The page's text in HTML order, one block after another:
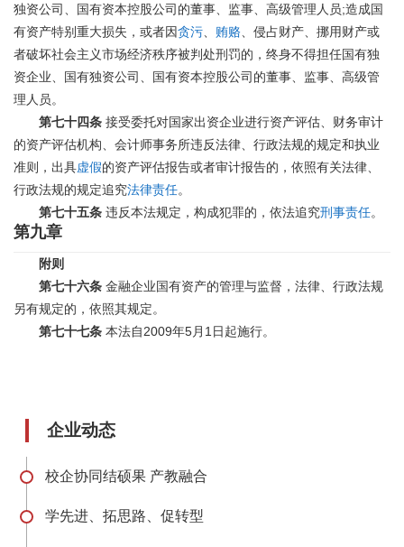
独资公司、国有资本控股公司的董事、监事、高级管理人员;造成国
有资产特别重大损失，或者因贪污 贿赂 、侵占财产、挪用财产或
者破坏社会主义市场经济秩序被判处刑罚的，终身不得担任国有独
资企业、国有独资公司、国有资本控股公司的董事、监事、高级管
理人员。
第七十四条 接受委托对国家出资企业进行资产评估、财务审计
的资产评估机构、会计师事务所违反法律、行政法规的规定和执业
准则，出具虚假的资产评估报告或者审计报告的，依照有关法律、
行政法规的规定追究法律责任。
第七十五条 违反本法规定，构成犯罪的，依法追究刑事责任。
第九章
附则
第七十六条 金融企业国有资产的管理与监督，法律、行政法规
另有规定的，依照其规定。
第七十七条 本法自 2009年5 月 1 日起施行。
企业动态
校企协同结硕果 产教融合
学先进、拓思路、促转型